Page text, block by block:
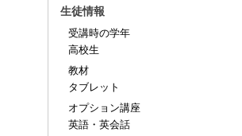
生徒情報
受講時の学年
高校生
教材
タブレット
オプション講座
英語・英会話